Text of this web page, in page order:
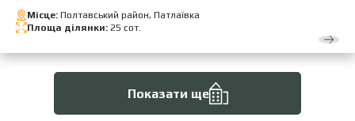
Місце: Полтавський район, Патлаївка
Площа ділянки: 25 сот.
Показати ще